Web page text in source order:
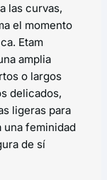
las curvas,
el momento
Etam
amplia
o largos
delicados,
ligeras para
una feminidad
de sí